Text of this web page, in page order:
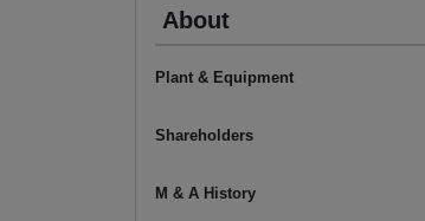
About
Plant & Equipment
Shareholders
M & A History